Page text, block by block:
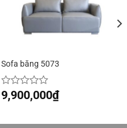
Sofa băng 5073
Được
xếp
0
9,900,000₫